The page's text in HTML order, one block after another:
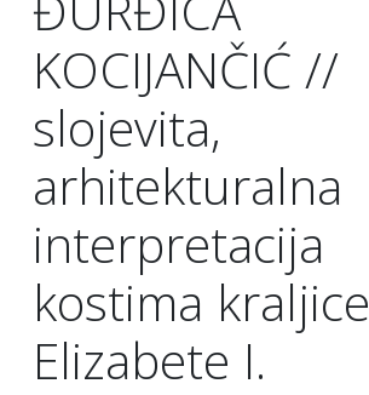
KOCIJANČIĆ //
slojevita,
arhitekturalna
interpretacija
kostima kraljice
Elizabete I.